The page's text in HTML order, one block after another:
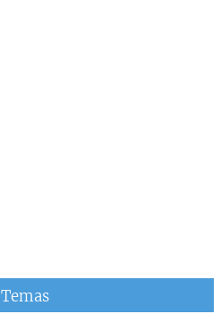
Temas